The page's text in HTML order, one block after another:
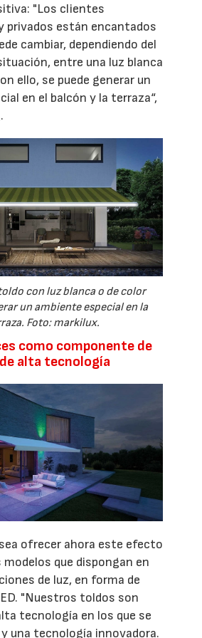
"Los clientes
privados están encantados
cambiar, dependiendo del
entre una luz blanca
ello, se puede generar un
en el balcón y la terraza“,
con luz blanca o de color
un ambiente especial en la
Foto: markilux.
como componente de
alta tecnología
ofrecer ahora este efecto
que dispongan en
de luz, en forma de
"Nuestros toldos son
tecnología en los que se
una tecnología innovadora.